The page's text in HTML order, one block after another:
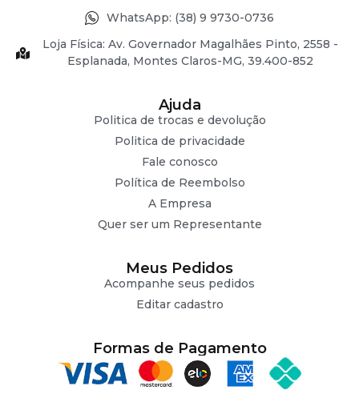
WhatsApp: (38) 9 9730-0736
Loja Física: Av. Governador Magalhães Pinto, 2558 -
Esplanada, Montes Claros-MG, 39.400-852
Ajuda
Politica de trocas e devolução
Politica de privacidade
Fale conosco
Política de Reembolso
A Empresa
Quer ser um Representante
Meus Pedidos
Acompanhe seus pedidos
Editar cadastro
Formas de Pagamento